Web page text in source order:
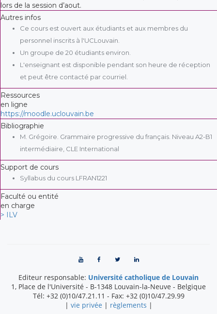
lors de la session d’aout.
Autres infos
Ce cours est ouvert aux étudiants et aux membres du
personnel inscrits à l'UCLouvain.
Un groupe de 20 étudiants environ.
L'enseignant est disponible pendant son heure de réception
et peut être contacté par courriel.
Ressources
en ligne
https://moodle.uclouvain.be
Bibliographie
M. Grégoire. Grammaire progressive du français. Niveau A2-B1
intermédiaire, CLE International
Support de cours
Syllabus du cours LFRAN1221
Faculté ou entité
en charge
> ILV
Editeur responsable: Université catholique de Louvain
1, Place de l'Université - B-1348 Louvain-la-Neuve - Belgique
Tél: +32 (0)10/47.21.11 - Fax: +32 (0)10/47.29.99
| vie privée | règlements |